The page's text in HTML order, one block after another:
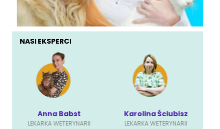
NASI EKSPERCI
Anna Babst
LEKARKA WETERYNARII
Karolina Ściubisz
LEKARKA WETERYNARII